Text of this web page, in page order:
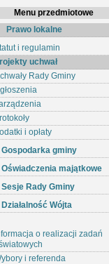
Menu przedmiotowe
Prawo lokalne
i regulamin
uchwał
Rady Gminy
i opłaty
Gospodarka gminy
Oświadczenia majątkowe
Sesje Rady Gminy
Działalność Wójta
o realizacji zadań
i referenda